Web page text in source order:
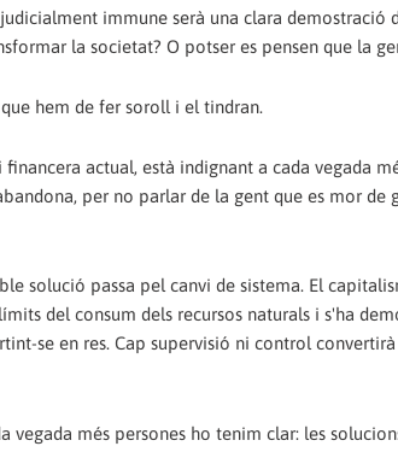
immune serà una clara demostració
la societat? O potser es pensen que la
hem de fer soroll i el tindran.
actual, està indignant a cada vegada
per no parlar de la gent que es mor de
solució passa pel canvi de sistema. El
del consum dels recursos naturals i s'ha
se en res. Cap supervisió ni control
vegada més persones ho tenim clar: les